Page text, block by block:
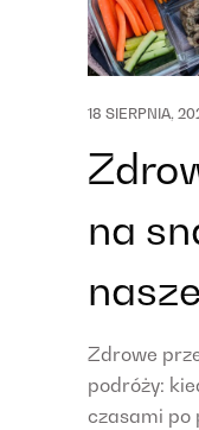
18 SIERPNIA,
na
Zdrowe
podróży:
czasami po